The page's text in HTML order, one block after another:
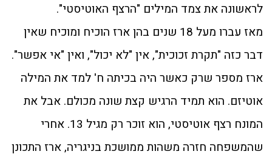
לראשונה את צמד המילים "הרצף האוטיסטי".
מאז עברו מעל 18 שנים בהן ארז הוכיח ומוכיח שאין
דבר כזה "תקרת זכוכית", אין "לא יכול", ואין "אי אפשר".
ארז מספר שרק כאשר היה בכיתה ח' למד את המילה
אוטיזם. הוא תמיד הרגיש קצת שונה מכולם. אבל את
המונח רצף אוטיסטי, הוא זוכר רק מגיל 13. אחרי
שהמשפחה חזרה משהות ממושכת בניגריה, ארז התכונן